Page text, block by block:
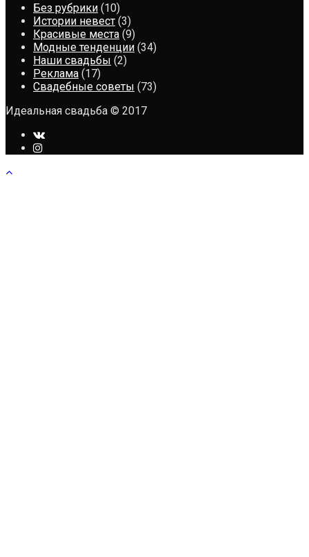
Без рубрики (10)
Истории невест (3)
Красивые места (9)
Модные тенденции (34)
Наши свадьбы (2)
Реклама (17)
Свадебные советы (73)
Идеальная свадьба © 2017